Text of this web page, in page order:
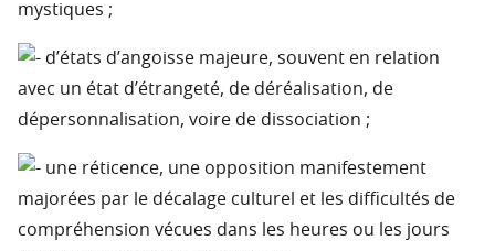
mystiques ;
d’états d’angoisse majeure, souvent en relation
avec un état d’étrangeté, de déréalisation, de
dépersonnalisation, voire de dissociation ;
une réticence, une opposition manifestement
majorées par le décalage culturel et les difficultés de
compréhension vécues dans les heures ou les jours